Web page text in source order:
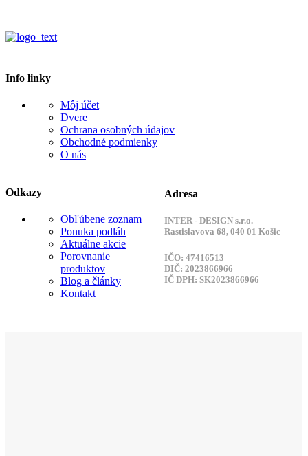
Info linky
Môj účet
Dvere
Ochrana osobných údajov
Obchodné podmienky
O nás
Odkazy
Obľúbene zoznam
Ponuka podláh
Aktuálne akcie
Porovnanie
produktov
Blog a články
Kontakt
Adresa
INTER - DESIGN s.r.o.
Rastislavova 68, 040 01 Košic
IČO: 47416513
DIČ: 2023866966
IČ DPH: SK2023866966